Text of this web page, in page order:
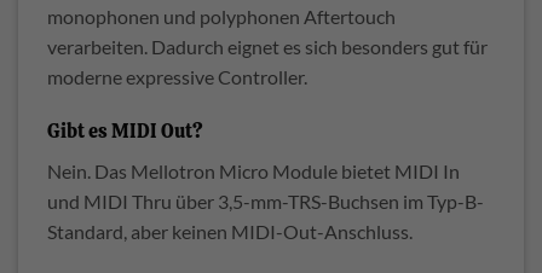
monophonen und polyphonen Aftertouch
verarbeiten. Dadurch eignet es sich besonders gut für
moderne expressive Controller.
Gibt es MIDI Out?
Nein. Das Mellotron Micro Module bietet MIDI In
und MIDI Thru über 3,5-mm-TRS-Buchsen im Typ-B-
Standard, aber keinen MIDI-Out-Anschluss.